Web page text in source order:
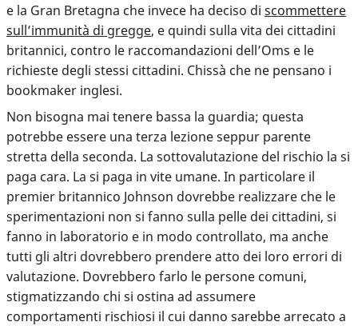
e la Gran Bretagna che invece ha deciso di scommettere
sull’immunità di gregge, e quindi sulla vita dei cittadini
britannici, contro le raccomandazioni dell’Oms e le
richieste degli stessi cittadini. Chissà che ne pensano i
bookmaker inglesi.
Non bisogna mai tenere bassa la guardia; questa
potrebbe essere una terza lezione seppur parente
stretta della seconda. La sottovalutazione del rischio la si
paga cara. La si paga in vite umane. In particolare il
premier britannico Johnson dovrebbe realizzare che le
sperimentazioni non si fanno sulla pelle dei cittadini, si
fanno in laboratorio e in modo controllato, ma anche
tutti gli altri dovrebbero prendere atto dei loro errori di
valutazione. Dovrebbero farlo le persone comuni,
stigmatizzando chi si ostina ad assumere
comportamenti rischiosi il cui danno sarebbe arrecato a